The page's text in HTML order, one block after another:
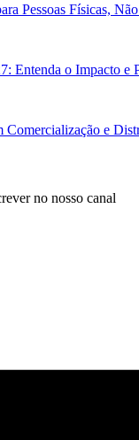
Pessoas Físicas,
Entenda o Impacto e
e
no nosso canal